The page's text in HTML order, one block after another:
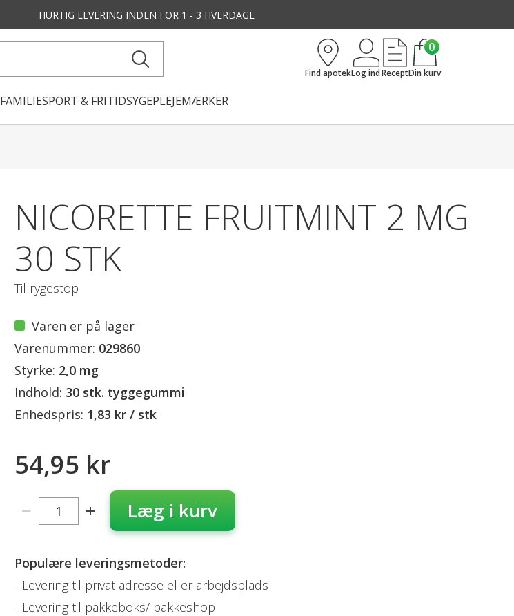
HURTIG LEVERING INDEN FOR 1 - 3 HVERDAGE
FAMILIESPORT & FRITIDSYGEPLEJEMÆRKER
Find apotekLog indRecept
0
Din kurv
NICORETTE FRUITMINT 2 MG
30 STK
Til rygestop
Varen er på lager
Varenummer: 029860
Styrke: 2,0 mg
Indhold: 30 stk. tyggegummi
Enhedspris: 1,83 kr / stk
54,95 kr
Læg i kurv
Populære leveringsmetoder:
Levering til privat adresse eller arbejdsplads
Levering til pakkeboks/ pakkeshop